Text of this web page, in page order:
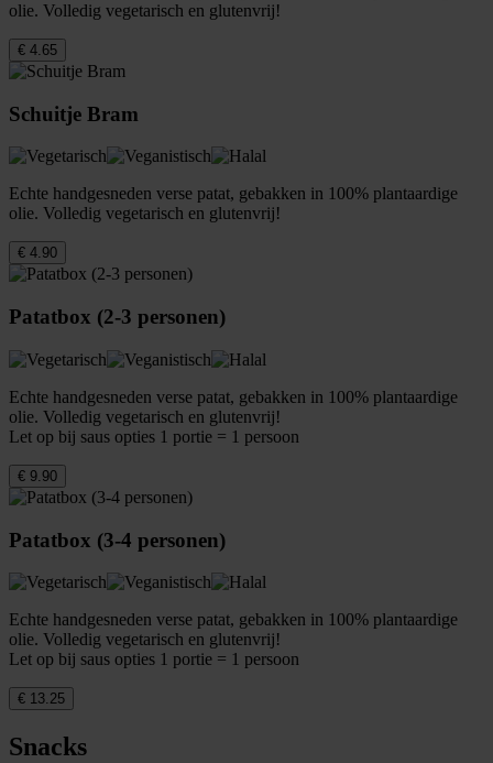
olie. Volledig vegetarisch en glutenvrij!
€ 4.65
Schuitje Bram
Echte handgesneden verse patat, gebakken in 100% plantaardige
olie. Volledig vegetarisch en glutenvrij!
€ 4.90
Patatbox (2-3 personen)
Echte handgesneden verse patat, gebakken in 100% plantaardige
olie. Volledig vegetarisch en glutenvrij!
Let op bij saus opties 1 portie = 1 persoon
€ 9.90
Patatbox (3-4 personen)
Echte handgesneden verse patat, gebakken in 100% plantaardige
olie. Volledig vegetarisch en glutenvrij!
Let op bij saus opties 1 portie = 1 persoon
€ 13.25
Snacks